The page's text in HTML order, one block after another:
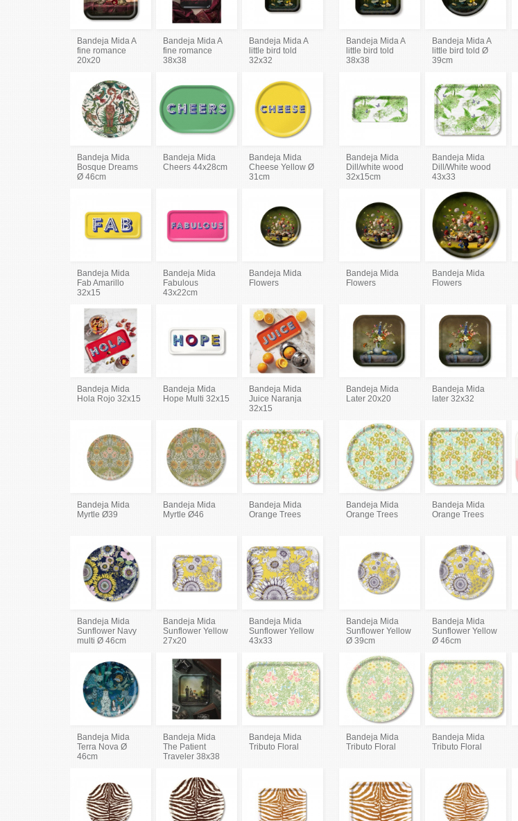
Bandeja Mida A
fine romance
20x20
Bandeja Mida A
fine romance
38x38
Bandeja Mida A
little bird told
32x32
Bandeja Mida A
little bird told
38x38
Bandeja Mida A
little bird told Ø
39cm
Bandeja Mida
Bosque Dreams
Ø 46cm
Bandeja Mida
Cheers 44x28cm
Bandeja Mida
Cheese Yellow Ø
31cm
Bandeja Mida
Dill/white wood
32x15cm
Bandeja Mida
Dill/White wood
43x33
Bandeja Mida
Fab Amarillo
32x15
Bandeja Mida
Fabulous
43x22cm
Bandeja Mida
Flowers
Bandeja Mida
Flowers
Bandeja Mida
Flowers
Bandeja Mida
Hola Rojo 32x15
Bandeja Mida
Hope Multi 32x15
Bandeja Mida
Juice Naranja
32x15
Bandeja Mida
Later 20x20
Bandeja Mida
later 32x32
Bandeja Mida
Myrtle Ø39
Bandeja Mida
Myrtle Ø46
Bandeja Mida
Orange Trees
Bandeja Mida
Orange Trees
Bandeja Mida
Orange Trees
Bandeja Mida
Sunflower Navy
multi Ø 46cm
Bandeja Mida
Sunflower Yellow
27x20
Bandeja Mida
Sunflower Yellow
43x33
Bandeja Mida
Sunflower Yellow
Ø 39cm
Bandeja Mida
Sunflower Yellow
Ø 46cm
Bandeja Mida
Terra Nova Ø
46cm
Bandeja Mida
The Patient
Traveler 38x38
Bandeja Mida
Tributo Floral
Bandeja Mida
Tributo Floral
Bandeja Mida
Tributo Floral